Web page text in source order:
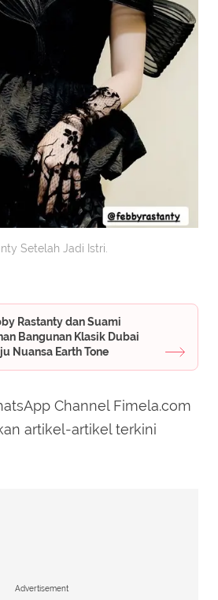
Setelah Jadi Istri.
Rastanty dan Suami
Bangunan Klasik Dubai
Nuansa Earth Tone
Channel Fimela.com
artikel-artikel terkini
Advertisement